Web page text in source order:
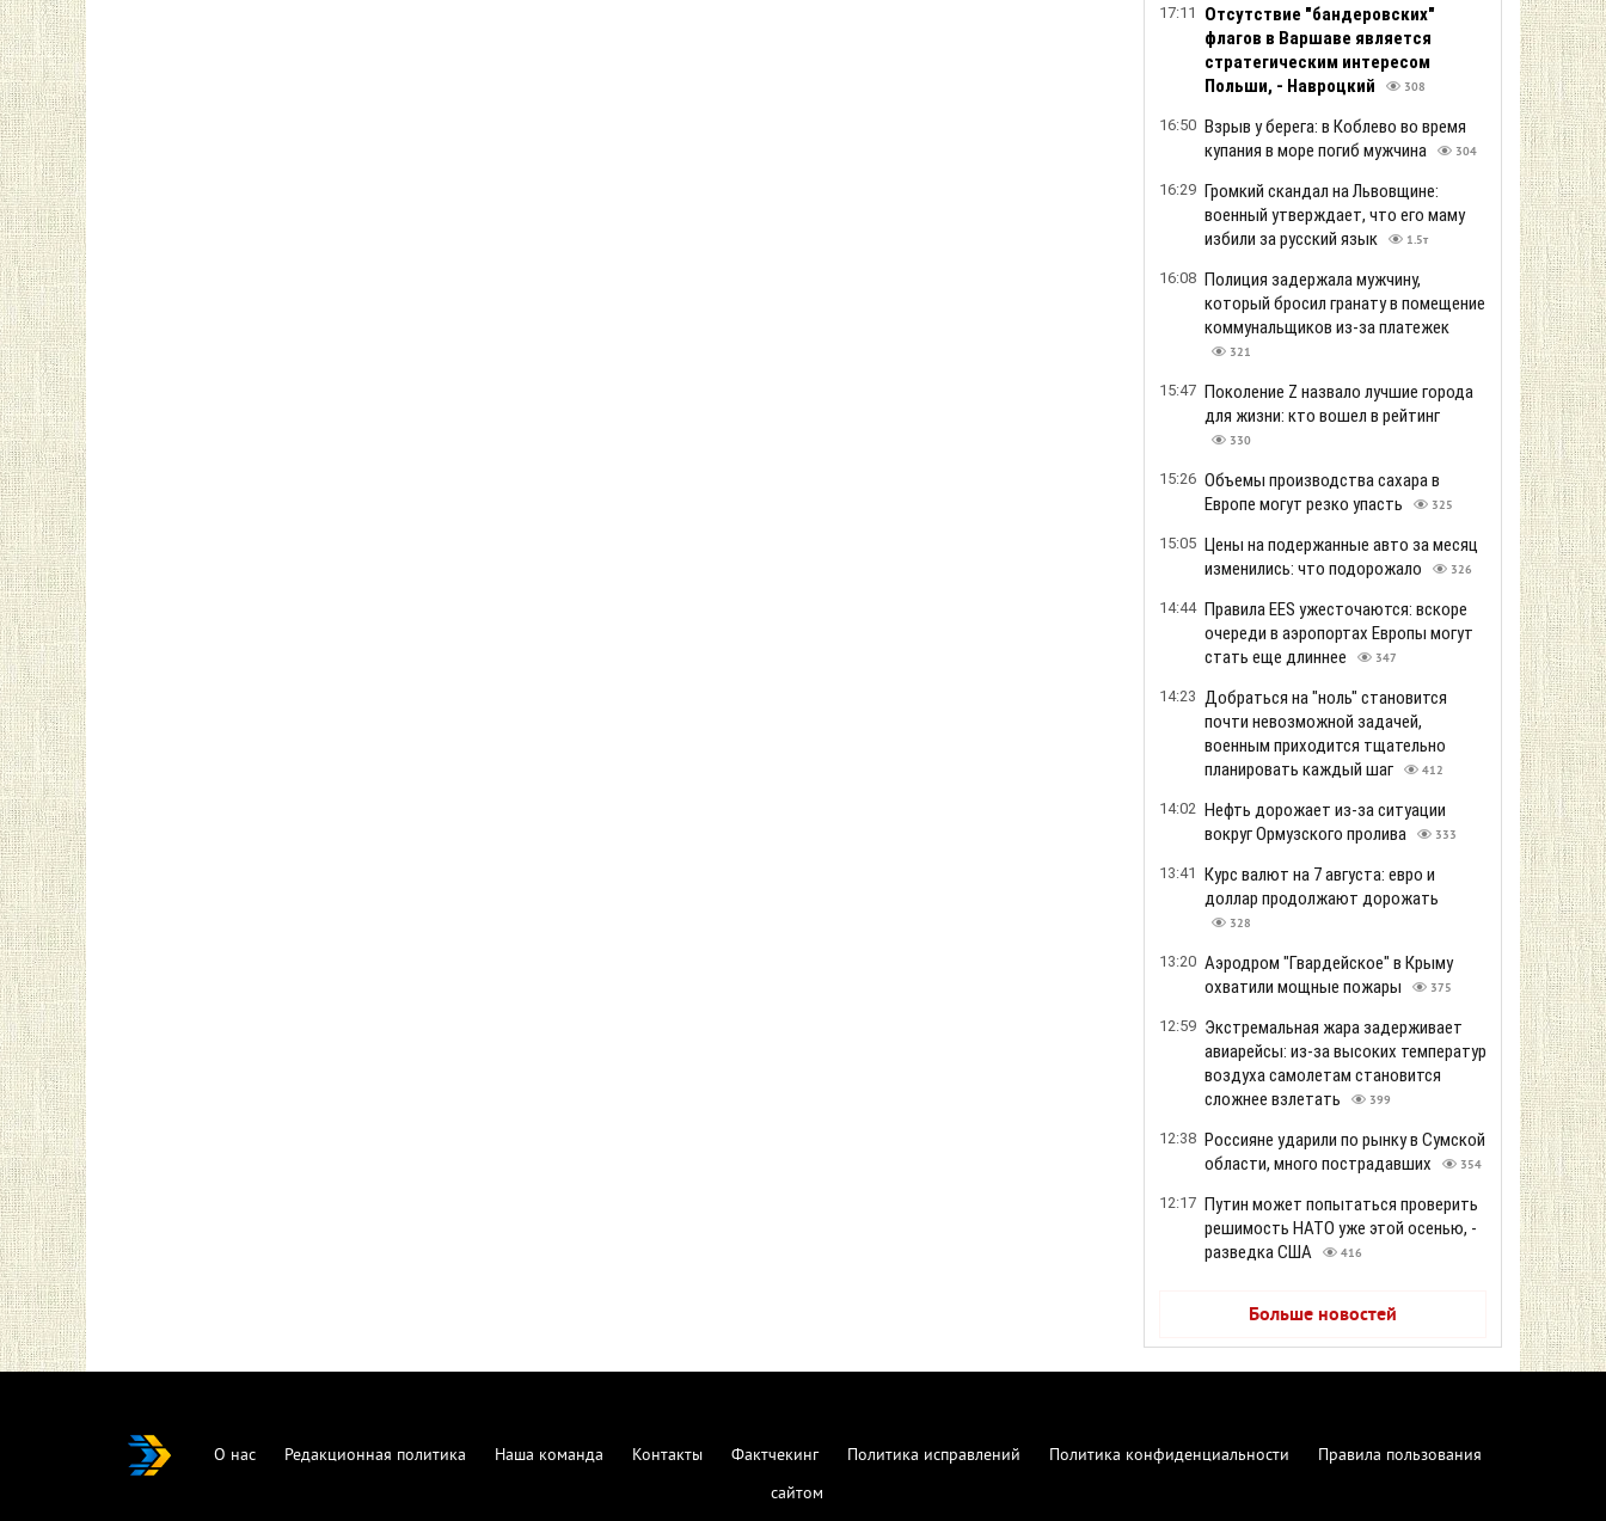
17:11
Отсутствие "бандеровских"
флагов в Варшаве является
стратегическим интересом
Польши, - Навроцкий
308
16:50 Взрыв у берега: в Коблево во время
купания в море погиб мужчина
304
16:29 Громкий скандал на Львовщине:
военный утверждает, что его маму
избили за русский язык
1.5т
16:08 Полиция задержала мужчину,
который бросил гранату в помещение
коммунальщиков из-за платежек
321
15:47 Поколение Z назвало лучшие города
для жизни: кто вошел в рейтинг
330
15:26 Объемы производства сахара в
Европе могут резко упасть
325
15:05 Цены на подержанные авто за месяц
изменились: что подорожало
326
14:44 Правила EES ужесточаются: вскоре
очереди в аэропортах Европы могут
стать еще длиннее
347
14:23 Добраться на "ноль" становится
почти невозможной задачей,
военным приходится тщательно
планировать каждый шаг
412
14:02 Нефть дорожает из-за ситуации
вокруг Ормузского пролива
333
13:41 Курс валют на 7 августа: евро и
доллар продолжают дорожать
328
13:20 Аэродром "Гвардейское" в Крыму
охватили мощные пожары
375
12:59 Экстремальная жара задерживает
авиарейсы: из-за высоких температур
воздуха самолетам становится
сложнее взлетать
399
12:38 Россияне ударили по рынку в Сумской
области, много пострадавших
354
12:17 Путин может попытаться проверить
решимость НАТО уже этой осенью, -
разведка США
416
Больше новостей
О нас Редакционная политика Наша команда Контакты Фактчекинг Политика исправлений Политика конфиденциальности
Правила пользования
сайтом